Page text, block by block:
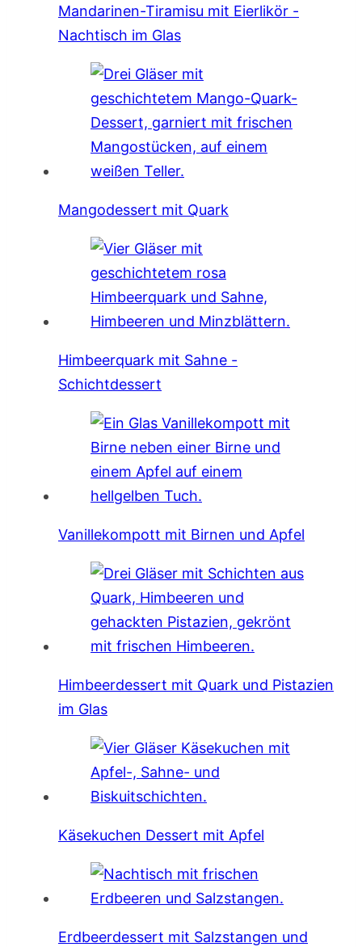
Mandarinen-Tiramisu mit Eierlikör -
Nachtisch im Glas
Mangodessert mit Quark
Himbeerquark mit Sahne -
Schichtdessert
Vanillekompott mit Birnen und Apfel
Himbeerdessert mit Quark und Pistazien
im Glas
Käsekuchen Dessert mit Apfel
Erdbeerdessert mit Salzstangen und